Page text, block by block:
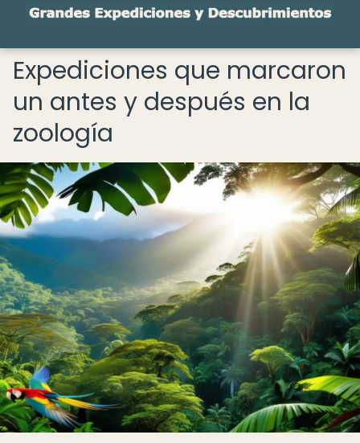
Expediciones que marcaron
un antes y después en la
zoología